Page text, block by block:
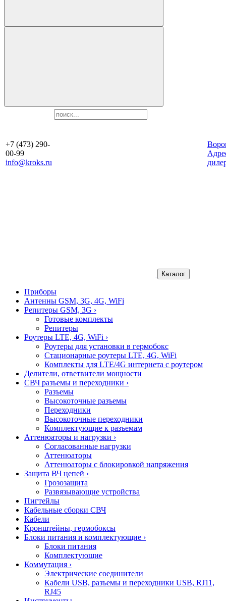
+7 (473) 290-
00-99
info@kroks.ru
Каталог
Приборы
Антенны GSM, 3G, 4G, WiFi
Репитеры GSM, 3G ›
Готовые комплекты
Репитеры
Роутеры LTE, 4G, WiFi ›
Роутеры для установки в гермобокс
Стационарные роутеры LTE, 4G, WiFi
Комплекты для LTE/4G интернета с роутером
Делители, ответвители мощности
СВЧ разъемы и переходники ›
Разъемы
Высокоточные разъемы
Переходники
Высокоточные переходники
Комплектующие к разъемам
Аттенюаторы и нагрузки ›
Согласованные нагрузки
Аттенюаторы
Аттенюаторы с блокировкой напряжения
Защита ВЧ цепей ›
Грозозащита
Развязывающие устройства
Пигтейлы
Кабельные сборки СВЧ
Кабели
Кронштейны, гермобоксы
Блоки питания и комплектующие ›
Блоки питания
Комплектующие
Коммутация ›
Электрические соединители
Кабели USB, разъемы и переходники USB, RJ11,
RJ45